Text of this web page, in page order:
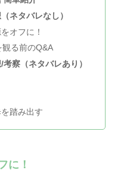
ネタバレなし）
オフに！
観る前のQ&A
察（ネタバレあり）
踏み出す
に！